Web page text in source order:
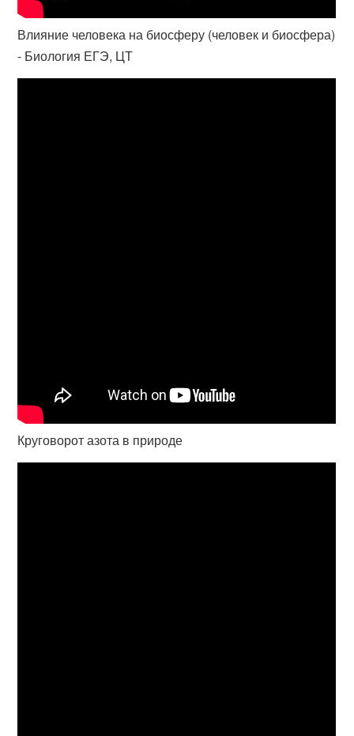
Влияние человека на биосферу (человек и биосфера)
- Биология ЕГЭ, ЦТ
Круговорот азота в природе